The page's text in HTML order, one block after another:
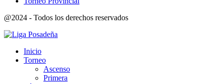
@2024 - Todos los derechos reservados
Inicio
Torneo
Ascenso
Primera